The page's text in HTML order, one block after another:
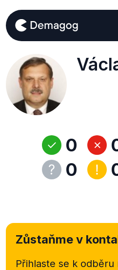
0
0
Zůstaňme v
Přihlaste se k odběru